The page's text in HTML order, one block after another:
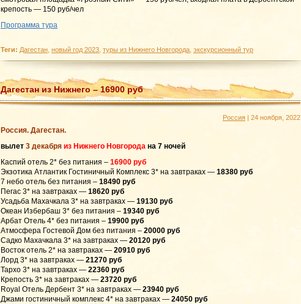
крепость — 150 руб/чел
Программа тура
Теги: Дагестан новый год 2023 туры из Нижнего Новгорода экскурсионный тур
Дагестан из Нижнего – 16900 руб
Россия | 24 ноября, 2022
Россия. Дагестан.
вылет 3 декабря из Нижнего Новгорода на 7 ночей
Каспий отель 2* без питания – 16900 руб
Экзотика Атлантик Гостиничный Комплекс 3* на завтраках — 18380 руб
7 небо отель без питания – 18490 руб
Пегас 3* на завтраках — 18620 руб
Усадьба Махачкала 3* на завтраках — 19130 руб
Океан Избербаш 3* без питания – 19340 руб
Арбат Отель 4* без питания – 19900 руб
Атмосфера Гостевой Дом без питания – 20000 руб
Садко Махачкала 3* на завтраках — 20120 руб
Восток отель 2* на завтраках — 20910 руб
Лорд 3* на завтраках — 21270 руб
Тархо 3* на завтраках — 22360 руб
Крепость 3* на завтраках — 23720 руб
Royal Отель Дербент 3* на завтраках — 23940 руб
Джами гостиничный комплекс 4* на завтраках — 24050 руб